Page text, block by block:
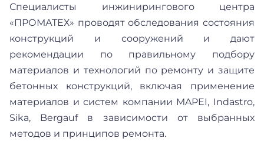
Специалисты инжинирингового центра
«ПРОМАТЕХ» проводят обследования состояния
конструкций и сооружений и дают
рекомендации по правильному подбору
материалов и технологий по ремонту и защите
бетонных конструкций, включая применение
материалов и систем компании MAPEI, Indastro,
Sika, Bergauf в зависимости от выбранных
методов и принципов ремонта.